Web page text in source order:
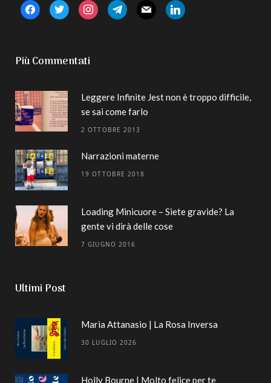
facebooktwitter instagramtelegrammail linkedin
Più Commentati
Leggere Infinite Jest non è troppo difficile,
se sai come farlo
2 OTTOBRE 2013
Narrazioni materne
19 OTTOBRE 2018
Loading Minicuore – Siete gravide? La
gente vi dirà delle cose
7 GIUGNO 2016
Ultimi Post
Maria Attanasio | La Rosa Inversa
30 LUGLIO 2026
Holly Bourne | Molto felice per te